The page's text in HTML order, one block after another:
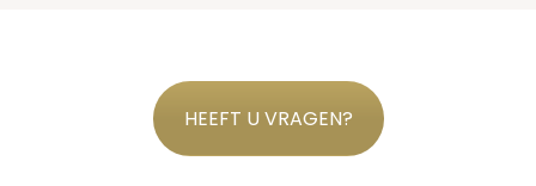
HEEFT U VRAGEN?